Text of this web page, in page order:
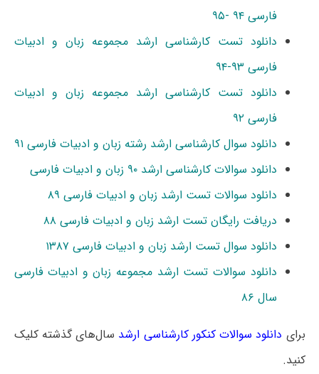
فارسی ۹۴ -۹۵
دانلود تست کارشناسی ارشد مجموعه زبان و ادبیات
فارسی ۹۳-۹۴
دانلود تست کارشناسی ارشد مجموعه زبان و ادبیات
فارسی ۹۲
دانلود سوال کارشناسی ارشد رشته زبان و ادبیات فارسی ۹۱
دانلود سوالات کارشناسی ارشد ۹۰ زبان و ادبیات فارسی
دانلود سوالات تست ارشد زبان و ادبیات فارسی ۸۹
دریافت رایگان تست ارشد زبان و ادبیات فارسی ۸۸
دانلود سوال تست ارشد زبان و ادبیات فارسی ۱۳۸۷
دانلود سوالات تست ارشد مجموعه زبان و ادبیات فارسی
سال ۸۶
برای دانلود سوالات کنکور کارشناسی ارشد سال‌های گذشته کلیک
کنید.